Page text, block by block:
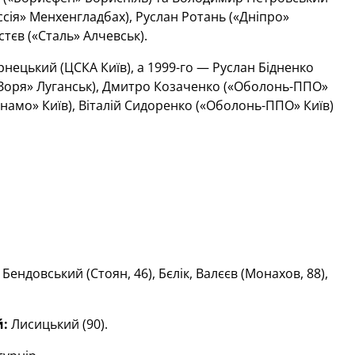
Менхенгладбах), Руслан Ротань («Дніпро»
(«Сталь» Алчевськ).
(ЦСКА Київ), а 1999-го — Руслан Бідненко
Луганськ), Дмитро Козаченко («Оболонь-ППО»
Київ), Віталій Сидоренко («Оболонь-ППО» Київ)
(Стоян, 46), Бєлік, Валєєв (Монахов, 88),
Лисицький (90).